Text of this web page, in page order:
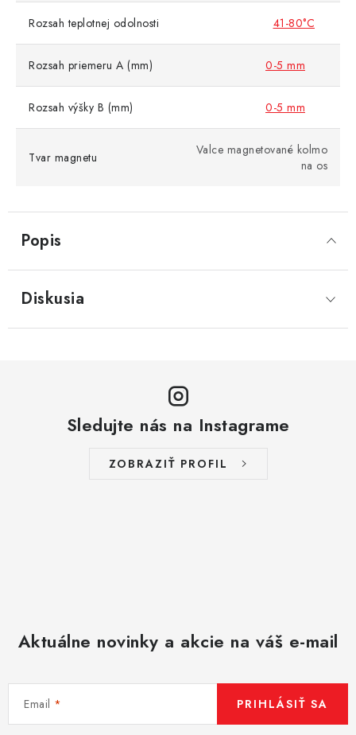
Popis
Rozsah teplotnej odolnosti 41-80°C
Rozsah priemeru A (mm) 0-5 mm
Rozsah výšky B (mm) 0-5 mm
Tvar magnetu
Valce magnetované kolmo
na os
Diskusia
Sledujte nás na Instagrame
ZOBRAZIŤ PROFIL
Aktuálne novinky a akcie na váš e-mail
Email PRIHLÁSIŤ SA